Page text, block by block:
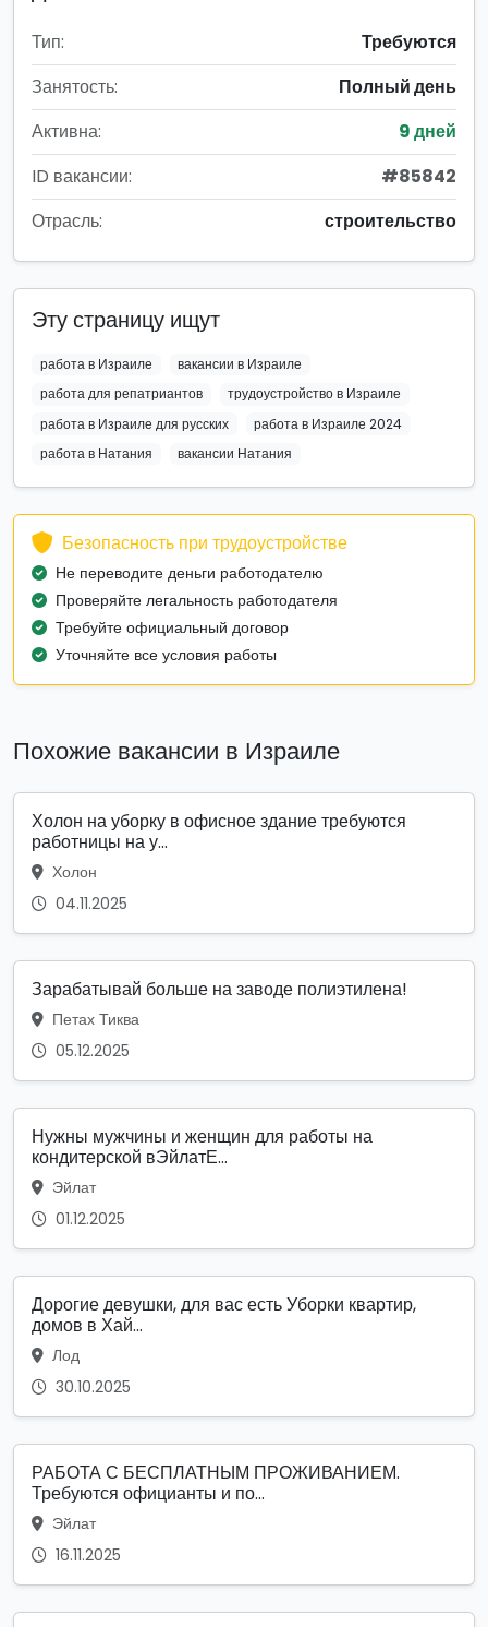
Тип:
Требуются
Занятость:
Полный день
Активна:
9 дней
ID вакансии:
#85842
Отрасль:
строительство
Эту страницу ищут
работа в Израиле
вакансии в Израиле
работа для репатриантов
трудоустройство в Израиле
работа в Израиле для русских
работа в Израиле 2024
работа в Натания
вакансии Натания
Безопасность при трудоустройстве
Не переводите деньги работодателю
Проверяйте легальность работодателя
Требуйте официальный договор
Уточняйте все условия работы
Похожие вакансии в Израиле
Холон на уборку в офисное здание требуются
работницы на у...
Холон
04.11.2025
Зарабатывай больше на заводе полиэтилена!
Петах Тиква
05.12.2025
Нужны мужчины и женщин для работы на
кондитерской вЭйлатЕ...
Эйлат
01.12.2025
Дорогие девушки, для вас есть Уборки квартир,
домов в Хай...
Лод
30.10.2025
РАБОТА С БЕСПЛАТНЫМ ПРОЖИВАНИЕМ.
Требуются официанты и по...
Эйлат
16.11.2025